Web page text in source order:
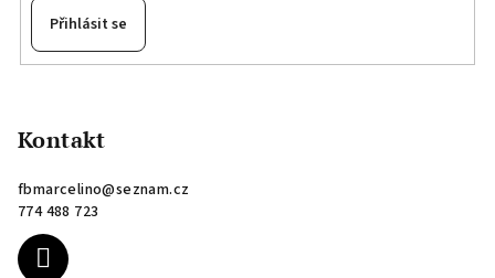
Přihlásit se
Kontakt
fbmarcelino@seznam.cz
774 488 723